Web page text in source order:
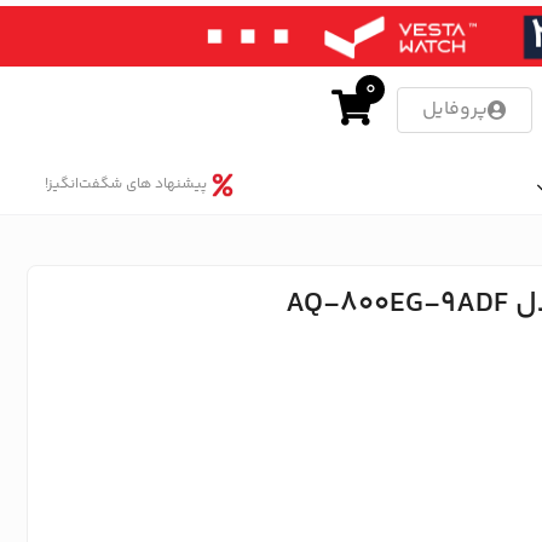
پروفایل
0
پیشنهاد های شگفت‌انگیز!